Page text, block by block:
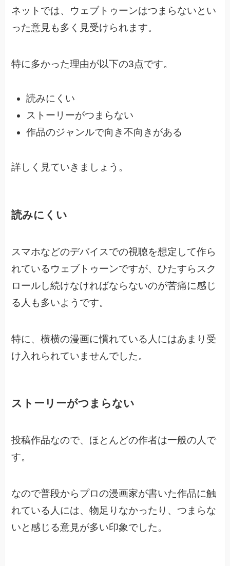
ネットでは、ウェブトゥーンはつまらないとい
った意見も多く見受けられます。
特に多かった理由が以下の3点です。
読みにくい
ストーリーがつまらない
作品のジャンルで向き不向きがある
詳しく見ていきましょう。
読みにくい
スマホなどのデバイスでの視聴を想定して作ら
れているウェブトゥーンですが、 ひたすらスク
ロールし続けなければならないのが苦痛に感じ
る人も多いようです。
特に、横横の漫画に慣れている人にはあまり受
け入れられていませんでした。
ストーリーがつまらない
投稿作品なので、ほとんどの作者は一般の人で
す。
なので普段からプロの漫画家が書いた作品に触
れている人には、物足りなかったり、つまらな
いと感じる意見が多い印象でした。